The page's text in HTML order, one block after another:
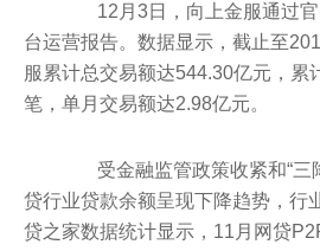
12月3日，向上金服通过官
台运营报告。数据显示，截止至
服累计总交易额达544.30亿元，累
笔，单月交易额达2.98亿元。
受金融监管政策收紧和“三
贷行业贷款余额呈现下降趋势，行
贷之家数据统计显示，11月网贷